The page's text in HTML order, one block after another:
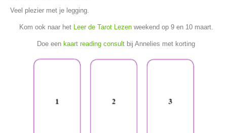
Veel plezier met je legging.
Kom ook naar het Leer de Tarot Lezenweekend op 9 en 10 maart.
Doe een kaart reading consult bij Annelies met korting